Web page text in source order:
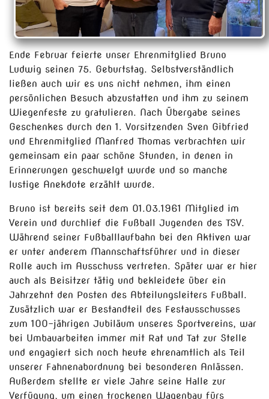
Ende Februar feierte unser Ehrenmitglied Bruno
Ludwig seinen 75. Geburtstag. Selbstverständlich
ließen auch wir es uns nicht nehmen, ihm einen
persönlichen Besuch abzustatten und ihm zu seinem
Wiegenfeste zu gratulieren. Nach Übergabe seines
Geschenkes durch den 1. Vorsitzenden Sven Gibfried
und Ehrenmitglied Manfred Thomas verbrachten wir
gemeinsam ein paar schöne Stunden, in denen in
Erinnerungen geschwelgt wurde und so manche
lustige Anekdote erzählt wurde.
Bruno ist bereits seit dem 01.03.1961 Mitglied im
Verein und durchlief die Fußball Jugenden des TSV.
Während seiner Fußballlaufbahn bei den Aktiven war
er unter anderem Mannschaftsführer und in dieser
Rolle auch im Ausschuss vertreten. Später war er hier
auch als Beisitzer tätig und bekleidete über ein
Jahrzehnt den Posten des Abteilungsleiters Fußball.
Zusätzlich war er Bestandteil des Festausschusses
zum 100-jährigen Jubiläum unseres Sportvereins, war
bei Umbauarbeiten immer mit Rat und Tat zur Stelle
und engagiert sich noch heute ehrenamtlich als Teil
unserer Fahnenabordnung bei besonderen Anlässen.
Außerdem stellte er viele Jahre seine Halle zur
Verfügung, um einen trockenen Wagenbau fürs